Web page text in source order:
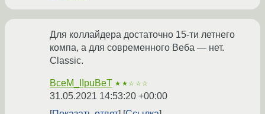
Для коллайдера достаточно 15-ти летнего
компа, а для современного Веба — нет.
Classic.
BceM_IIpuBeT ★★☆☆☆
31.05.2021 14:53:20 +00:00